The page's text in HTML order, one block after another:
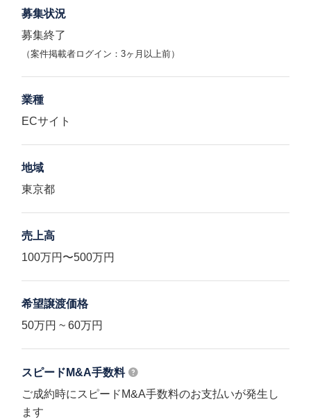
募集状況
募集終了
（案件掲載者ログイン：3ヶ月以上前）
業種
ECサイト
地域
東京都
売上高
100万円〜500万円
希望譲渡価格
50万円 ~ 60万円
スピードM&A手数料
ご成約時にスピードM&A手数料のお支払いが発生し
ます